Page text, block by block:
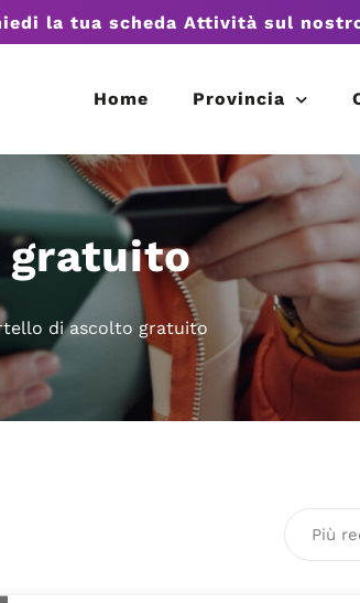
la tua scheda Attività sul
Home Provincia
gratuito
di ascolto gratuito
Più